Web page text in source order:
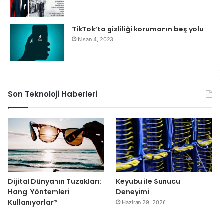
TikTok’ta gizliliği korumanın beş yolu
Nisan 4, 2023
Son Teknoloji Haberleri
Dijital Dünyanın Tuzakları:
Hangi Yöntemleri
Kullanıyorlar?
Keyubu ile Sunucu
Deneyimi
Haziran 29, 2026